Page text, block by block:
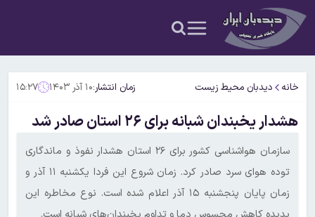
خانه دیدبان محیط زیست زمان انتشار:۱۰ آذر ۱۴۰۳ ۱۵:۲۷
هشدار یخبندان شبانه برای ۲۶ استان صادر شد
سازمان هواشناسی کشور برای ۲۶ استان هشدار نفوذ و ماندگاری
توده هوای سرد صادر کرد. زمان شروع این فردا یکشنبه ۱۱ آذر و
زمان پایان پنجشنبه ۱۵ آذر اعلام شده است. نوع مخاطره این